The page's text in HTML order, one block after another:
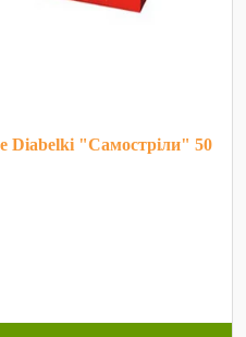
Diabelki "Самостріли" 50